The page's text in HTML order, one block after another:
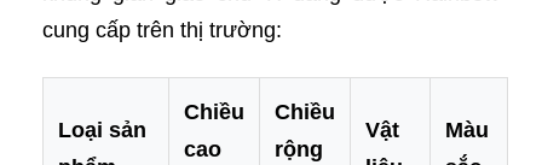
cung cấp trên thị trường:
Loại sản
Chiều
cao
Chiều
rộng
Vật
Màu